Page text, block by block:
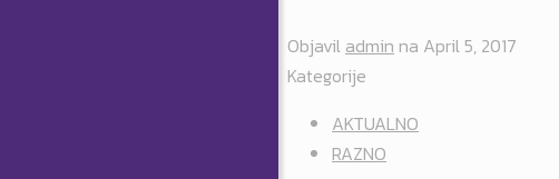
Objavil admin na April 5, 2017
Kategorije
AKTUALNO
RAZNO